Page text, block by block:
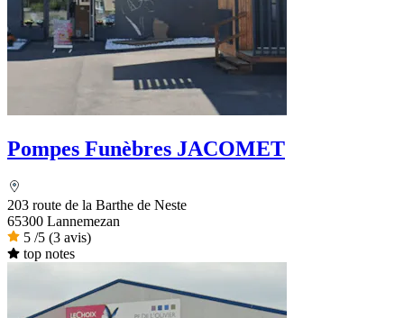
Pompes Funèbres JACOMET
203 route de la Barthe de Neste
65300 Lannemezan
5 /5 (3 avis)
top notes